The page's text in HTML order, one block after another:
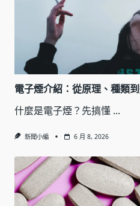
電子煙介紹：從原理、種類
什麼是電子煙？先搞懂 ...
新聞小編 6 月 8, 2026